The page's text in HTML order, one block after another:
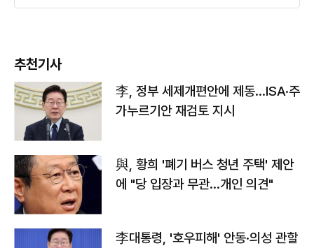
추천기사
李, 정부 세제개편안에 제동…ISA·주
가누르기안 재검토 지시
與, 황희 '폐기 버스 청년 주택' 제안
에 "당 입장과 무관…개인 의견"
李대통령, '호우피해' 안동·의성 관할